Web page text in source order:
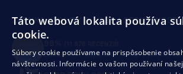
ZÁRUKA KVALITY A VAŠEJ SPOKOJNOSTI
zákazníkov odporúča nákup v našom
Táto webová lokalita používa
cookie.
Súbory cookie používame na prispôsobenie
návštevnosti. Informácie o vašom používaní